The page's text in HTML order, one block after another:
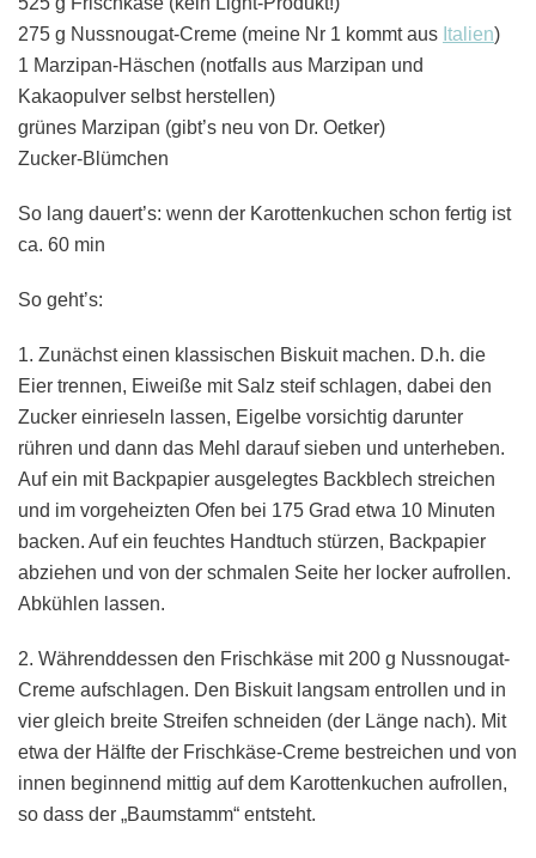
275 g Nussnougat-Creme (meine Nr 1 kommt aus Italien)
1 Marzipan-Häschen (notfalls aus Marzipan und
Kakaopulver selbst herstellen)
grünes Marzipan (gibt’s neu von Dr. Oetker)
Zucker-Blümchen
So lang dauert’s: wenn der Karottenkuchen schon fertig ist
ca. 60 min
So geht’s:
1. Zunächst einen klassischen Biskuit machen. D.h. die
Eier trennen, Eiweiße mit Salz steif schlagen, dabei den
Zucker einrieseln lassen, Eigelbe vorsichtig darunter
rühren und dann das Mehl darauf sieben und unterheben.
Auf ein mit Backpapier ausgelegtes Backblech streichen
und im vorgeheizten Ofen bei 175 Grad etwa 10 Minuten
backen. Auf ein feuchtes Handtuch stürzen, Backpapier
abziehen und von der schmalen Seite her locker aufrollen.
Abkühlen lassen.
2. Währenddessen den Frischkäse mit 200 g Nussnougat-
Creme aufschlagen. Den Biskuit langsam entrollen und in
vier gleich breite Streifen schneiden (der Länge nach). Mit
etwa der Hälfte der Frischkäse-Creme bestreichen und von
innen beginnend mittig auf dem Karottenkuchen aufrollen,
so dass der „Baumstamm“ entsteht.